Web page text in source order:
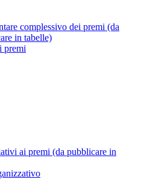
complessivo dei premi (da
in tabelle)
premi
ai premi (da pubblicare in